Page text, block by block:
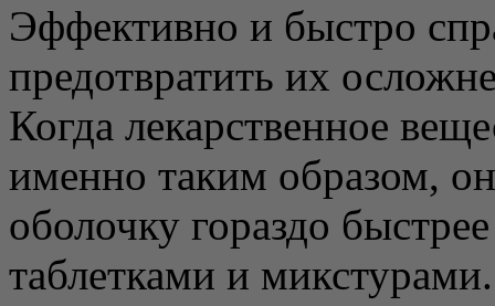
Эффективно и быстро
предотвратить их
Когда лекарственное
именно таким образом,
оболочку гораздо
таблетками и микстурами.